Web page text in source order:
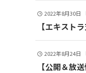
2022年8月30日
【エキスト
2022年8月24日
【公開＆放